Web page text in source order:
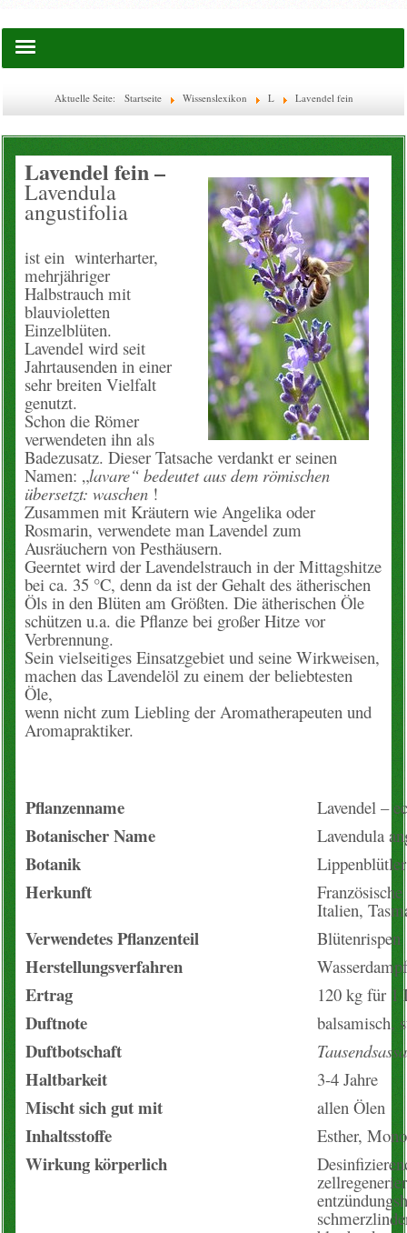
Startseite
Saatgut
Lies doch mal ...
EM-Waschkugel
Flaschen & Boxen
Glas-Flaschen
WECK
Ätherische Öle
Konto
Warenkorb
Über uns
Neues vom Hof
unsere Angebote
Wissenslexikon
EM-Info
Rezepte
Blogartikel
Aktuelle Seite: Startseite Wissenslexikon L Lavendel fein
Lavendel fein –
Lavendula
angustifolia
ist ein winterharter,
mehrjähriger
Halbstrauch mit
blauvioletten
Einzelblüten.
Lavendel wird seit
Jahrtausenden in einer
sehr breiten Vielfalt
genutzt.
Schon die Römer
verwendeten ihn als
Badezusatz. Dieser Tatsache verdankt er seinen
Namen: „lavare“ bedeutet aus dem römischen
übersetzt: waschen!
Zusammen mit Kräutern wie Angelika oder
Rosmarin, verwendete man Lavendel zum
Ausräuchern von Pesthäusern.
Geerntet wird der Lavendelstrauch in der Mittagshitze
bei ca. 35 °C, denn da ist der Gehalt des ätherischen
Öls in den Blüten am Größten. Die ätherischen Öle
schützen u.a. die Pflanze bei großer Hitze vor
Verbrennung.
Sein vielseitiges Einsatzgebiet und seine Wirkweisen,
machen das Lavendelöl zu einem der beliebtesten
Öle,
wenn nicht zum Liebling der Aromatherapeuten und
Aromapraktiker.
Pflanzenname Lavendel –
Botanischer Name Lavendula
Botanik Lippenblütler
Herkunft
Italien,
Verwendetes Pflanzenteil Blütenrispen
Herstellungsverfahren
Ertrag 120 kg für 1
Duftnote balsamisch,
Duftbotschaft
Haltbarkeit 3-4 Jahre
Mischt sich gut mit allen Ölen
Inhaltsstoffe Esther,
Wirkung körperlich